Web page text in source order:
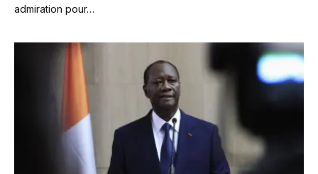
admiration pour…